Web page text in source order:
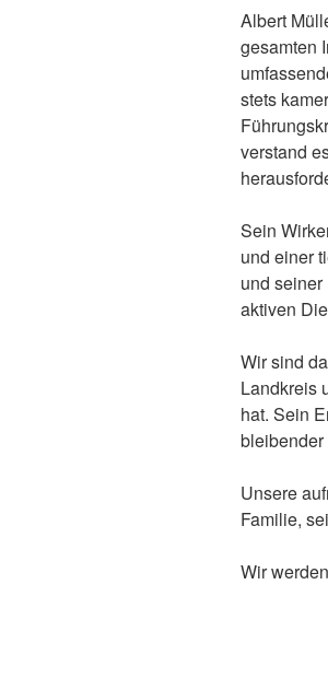
Albert
gesamten
stets
verstand
Sein
und einer
und
aktiven
Wir sind
Landkreis
hat. Sein
Unsere
Familie,
Wir